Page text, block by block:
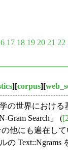
17 18 19 20 21 22
][corpus][
の世界におけ
Gram Search」 (
他にも遍在し
の Text::Ngrams